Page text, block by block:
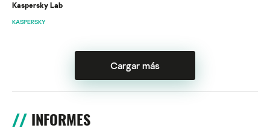
Kaspersky Lab
KASPERSKY
Cargar más
INFORMES